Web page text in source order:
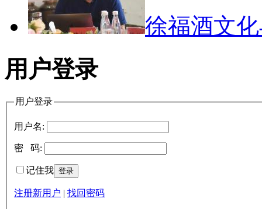
徐福酒文
用户登录
用户登录
用户名:
密 码:
记住我
注册新用户 | 找回密码